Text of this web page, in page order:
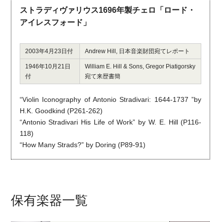
ストラディヴァリウス1696年製チェロ「ロード・
アイレスフォード」
2003年4月23日付 Andrew Hill, 日本音楽財団宛てレポート
1946年10月21日
付
William E. Hill & Sons, Gregor Piatigorsky
宛て来歴書簡
“Violin Iconography of Antonio Stradivari: 1644-1737 ”by
H.K. Goodkind (P261-262)
“Antonio Stradivari His Life of Work” by W. E. Hill (P116-
118)
“How Many Strads?” by Doring (P89-91)
保有楽器一覧